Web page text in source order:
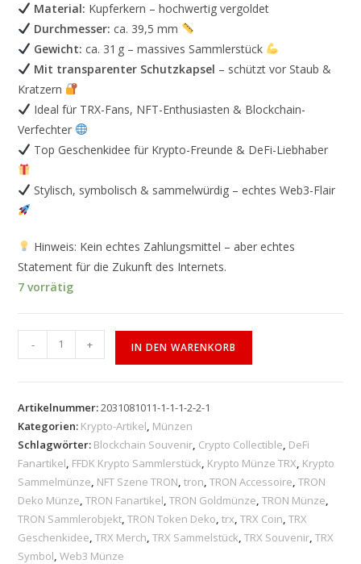
Material: Kupferkern – hochwertig vergoldet
Durchmesser: ca. 39,5 mm
Gewicht: ca. 31 g – massives Sammlerstück
Mit transparenter Schutzkapsel – schützt vor Staub &
Kratzern
Ideal für TRX-Fans, NFT-Enthusiasten & Blockchain-
Verfechter
Top Geschenkidee für Krypto-Freunde & DeFi-Liebhaber
Stylisch, symbolisch & sammelwürdig – echtes Web3-Flair
Hinweis: Kein echtes Zahlungsmittel – aber echtes
Statement für die Zukunft des Internets.
7 vorrätig
- + IN DEN WARENKORB
Artikelnummer:2031081011-1-1-1-2-2-1
Kategorien: Krypto-Artikel, Münzen
Schlagwörter: Blockchain Souvenir, Crypto Collectible, DeFi
Fanartikel, FFDK Krypto Sammlerstück, Krypto Münze TRX, Krypto
Sammelmünze, NFT Szene TRON,tron,TRON Accessoire,TRON
Deko Münze,TRON Fanartikel,TRON Goldmünze,TRON Münze,
TRON Sammlerobjekt,TRON Token Deko,trx,TRX Coin,TRX
Geschenkidee,TRX Merch,TRX Sammelstück,TRX Souvenir,TRX
Symbol,Web3 Münze